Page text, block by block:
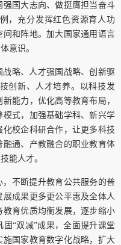
国大志向、做挺膺担当奋斗
，充分发挥红色资源育人功
和阵地。加大国家通用语言
意识。
略、人才强国战略、创新驱
创新、人才培养。以科技发
能力，优化高等教育布局，
式，加强基础学科、新兴学
校企科研合作，让更多科技
通、产教融合的职业教育体
能人才。
不断提升教育公共服务的普
成果更多更公平惠及全体人
育优质均衡发展，逐步缩小
“双减”成果，全面提升课堂
国家教育数字化战略，扩大